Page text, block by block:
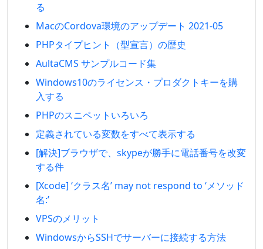
る
MacのCordova環境のアップデート 2021-05
PHPタイプヒント（型宣言）の歴史
AultaCMS サンプルコード集
Windows10のライセンス・プロダクトキーを購
入する
PHPのスニペットいろいろ
定義されている変数をすべて表示する
[解決]ブラウザで、skypeが勝手に電話番号を改変
する件
[Xcode] ‘クラス名’ may not respond to ‘メソッド
名:’
VPSのメリット
WindowsからSSHでサーバーに接続する方法